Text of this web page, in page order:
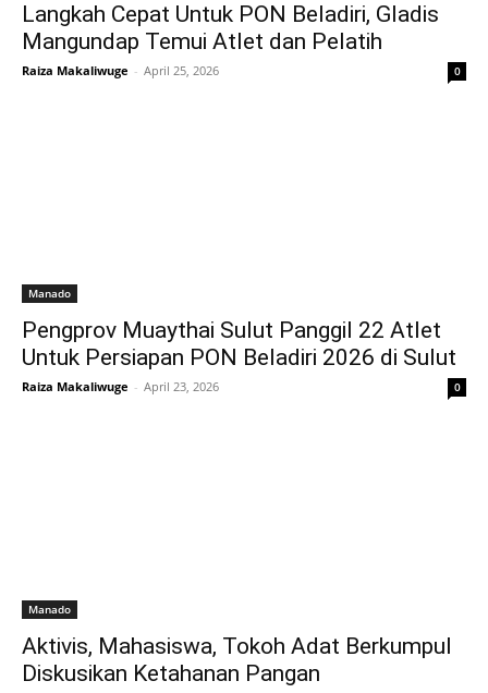
Langkah Cepat Untuk PON Beladiri, Gladis
Mangundap Temui Atlet dan Pelatih
Raiza Makaliwuge - April 25, 2026 0
Manado
Pengprov Muaythai Sulut Panggil 22 Atlet
Untuk Persiapan PON Beladiri 2026 di Sulut
Raiza Makaliwuge - April 23, 2026 0
Manado
Aktivis, Mahasiswa, Tokoh Adat Berkumpul
Diskusikan Ketahanan Pangan